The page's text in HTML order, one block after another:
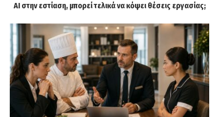
AI στην εστίαση, μπορεί τελικά να κόψει θέσεις εργασίας;